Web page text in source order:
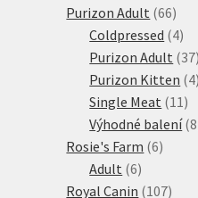
Purizon Adult 6666
Coldpressed 44
Purizon Adult 37
Purizon Kitten 44
Single Meat 11 11
Výhodné balení 8
Rosie's Farm 66
Adult 66
produktů
Royal Canin 107107